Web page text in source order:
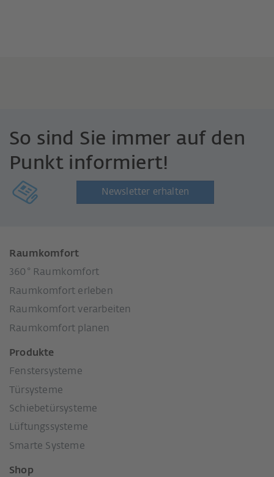
So sind Sie immer auf den
Punkt informiert!
Newsletter erhalten
Raumkomfort
360° Raumkomfort
Raumkomfort erleben
Raumkomfort verarbeiten
Raumkomfort planen
Produkte
Fenstersysteme
Türsysteme
Schiebetürsysteme
Lüftungssysteme
Smarte Systeme
Shop